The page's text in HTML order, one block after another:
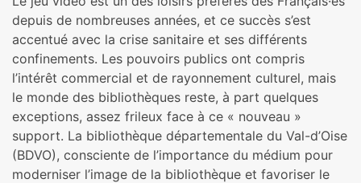
depuis de nombreuses années, et ce succès s’est
accentué avec la crise sanitaire et ses différents
confinements. Les pouvoirs publics ont compris
l’intérêt commercial et de rayonnement culturel, mais
le monde des bibliothèques reste, à part quelques
exceptions, assez frileux face à ce « nouveau »
support. La bibliothèque départementale du Val-d’Oise
(BDVO), consciente de l’importance du médium pour
moderniser l’image de la bibliothèque et favoriser le